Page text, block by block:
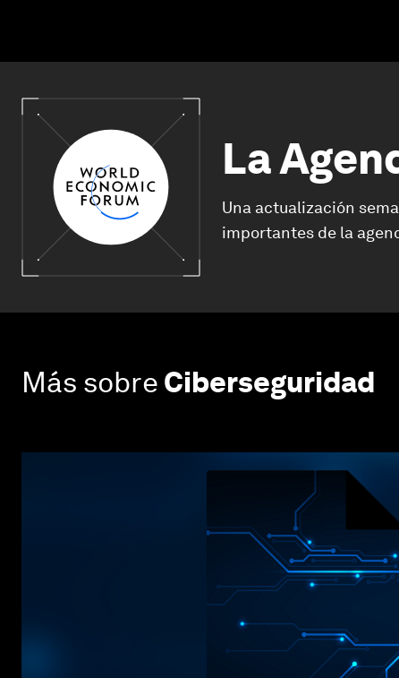
La
Una actualización
importantes de la
Más sobre Ciberseguridad